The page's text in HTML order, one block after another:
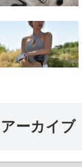
アーカイブ